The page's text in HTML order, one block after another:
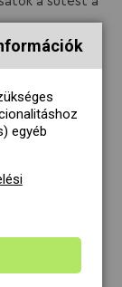
lime-mal ,
tekercseket.
a hőtől
mert
egyéb